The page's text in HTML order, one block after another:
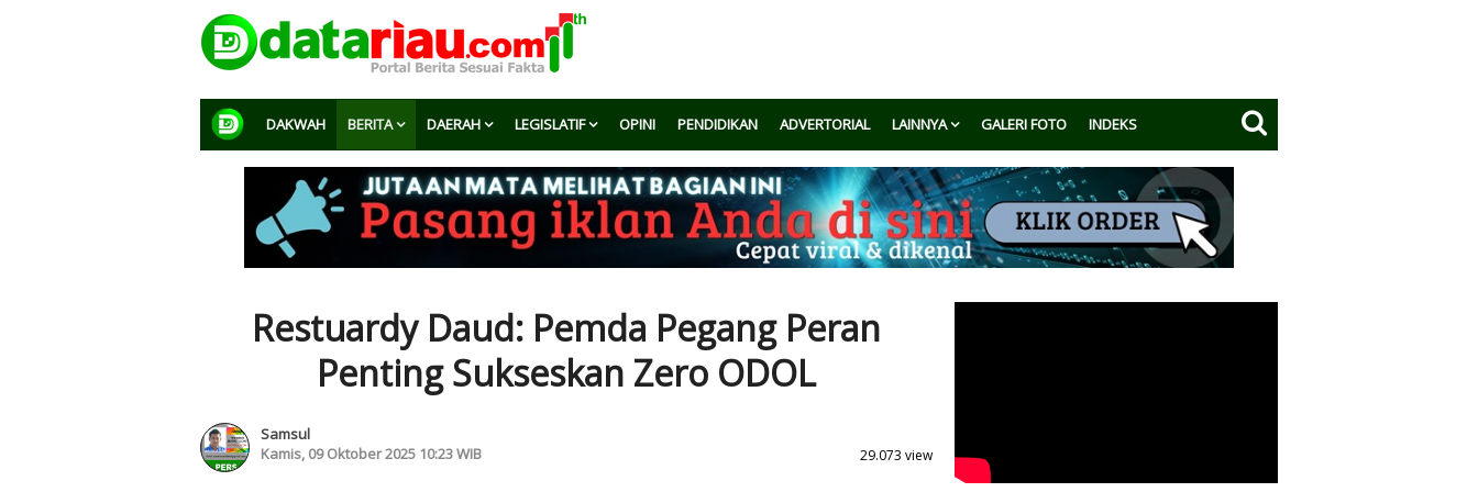
DAKWAH BERITA DAERAH LEGISLATIF OPINI PENDIDIKAN ADVERTORIAL LAINNYA GALERI FOTO INDEKS
Restuardy Daud: Pemda Pegang Peran
Penting Sukseskan Zero ODOL
Samsul
Kamis, 09 Oktober 2025 10:23 WIB
29.073 view